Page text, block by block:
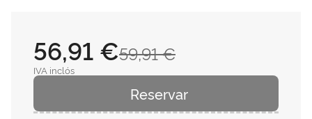
59,91 €
56,91 €
IVA inclós
Reservar